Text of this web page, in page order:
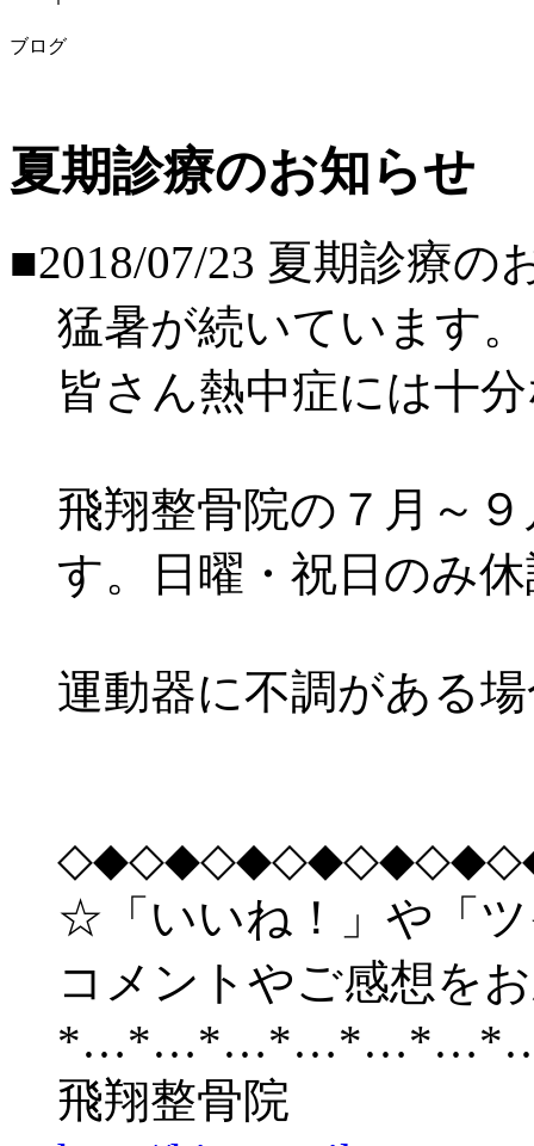
ブログ
夏期診療のお知らせ
■2018/07/23 夏期診療の
猛暑が続いています。
皆さん熱中症には十
飛翔整骨院の７月～
す。日曜・祝日のみ
運動器に不調がある
☆「いいね！」や「
コメントやご感想を
飛翔整骨院